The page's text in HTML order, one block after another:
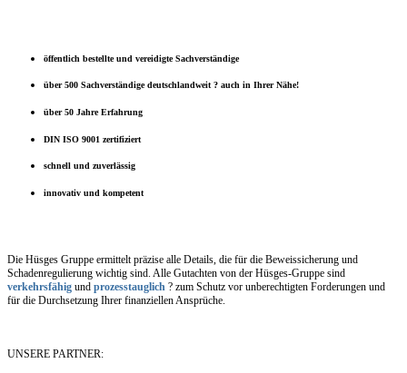
öffentlich bestellte und vereidigte Sachverständige
über 500 Sachverständige deutschlandweit ? auch in Ihrer Nähe!
über 50 Jahre Erfahrung
DIN ISO 9001 zertifiziert
schnell und zuverlässig
innovativ und kompetent
Die Hüsges Gruppe ermittelt präzise alle Details, die für die Beweissicherung und
Schadenregulierung wichtig sind. Alle Gutachten von der Hüsges-Gruppe sind
verkehrsfähig und prozesstauglich ? zum Schutz vor unberechtigten Forderungen und
für die Durchsetzung Ihrer finanziellen Ansprüche.
UNSERE PARTNER: